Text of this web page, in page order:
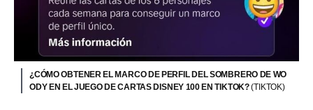
¿CÓMO OBTENER EL MARCO DE PERFIL DEL SOMBRERO DE WO
ODY EN EL JUEGO DE CARTAS DISNEY 100 EN TIKTOK?(TIKTOK)